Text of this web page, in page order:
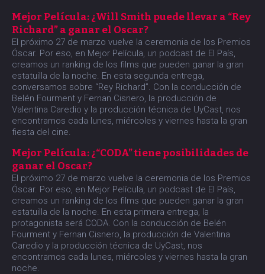
Mejor Película: ¿Will Smith puede llevar a “Rey
Richard” a ganar el Oscar?
El próximo 27 de marzo vuelve la ceremonia de los Premios
Óscar. Por eso, en Mejor Película, un podcast de El País,
creamos un ranking de los films que pueden ganar la gran
estatuilla de la noche. En esta segunda entrega,
conversamos sobre “Rey Richard”. Con la conducción de
Belén Fourment y Fernan Cisnero, la producción de
Valentina Caredio y la producción técnica de UyCast, nos
encontramos cada lunes, miércoles y viernes hasta la gran
fiesta del cine.
Mejor Película: ¿“CODA” tiene posibilidades de
ganar el Oscar?
El próximo 27 de marzo vuelve la ceremonia de los Premios
Óscar. Por eso, en Mejor Película, un podcast de El País,
creamos un ranking de los films que pueden ganar la gran
estatuilla de la noche. En esta primera entrega, la
protagonista será CODA. Con la conducción de Belén
Fourment y Fernan Cisnero, la producción de Valentina
Caredio y la producción técnica de UyCast, nos
encontramos cada lunes, miércoles y viernes hasta la gran
noche.